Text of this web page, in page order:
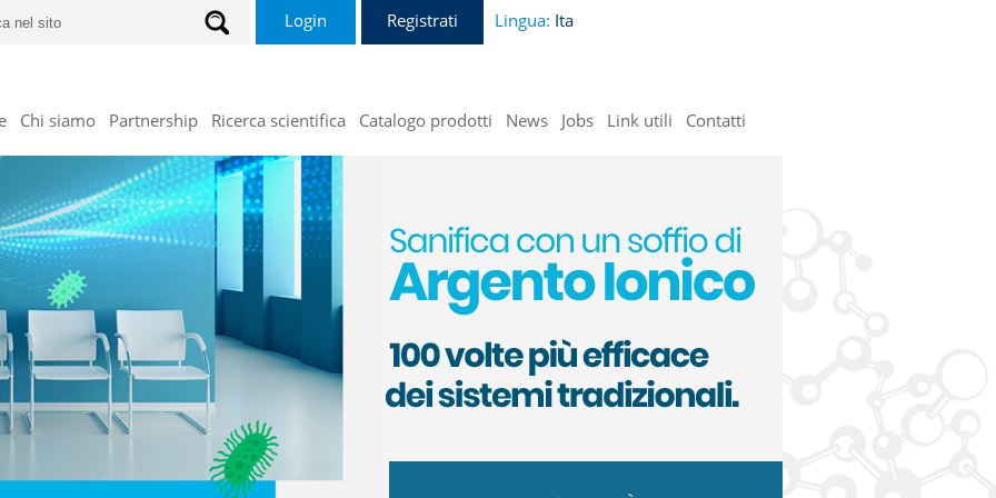
Login Registrati Lingua: Ita
Chi siamo Partnership Ricerca scientifica Catalogo prodotti News Jobs Link utili Contatti